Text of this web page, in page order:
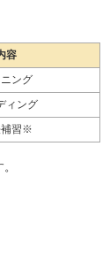
容
ング
ィング
補習※